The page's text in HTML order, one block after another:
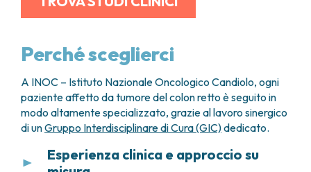
Perché sceglierci
A INOC – Istituto Nazionale Oncologico Candiolo, ogni
paziente affetto da tumore del colon retto è seguito in
modo altamente specializzato, grazie al lavoro sinergico
di unGruppo Interdisciplinare di Cura (GIC)dedicato.
Esperienza clinica e approccio su